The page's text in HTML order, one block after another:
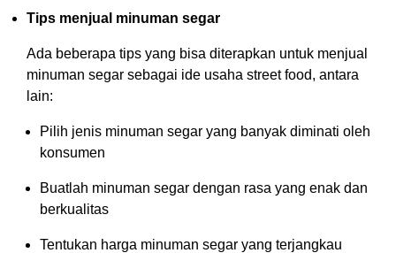
Tips menjual minuman segar
Ada beberapa tips yang bisa diterapkan untuk menjual
minuman segar sebagai ide usaha street food, antara
lain:
Pilih jenis minuman segar yang banyak diminati oleh
konsumen
Buatlah minuman segar dengan rasa yang enak dan
berkualitas
Tentukan harga minuman segar yang terjangkau